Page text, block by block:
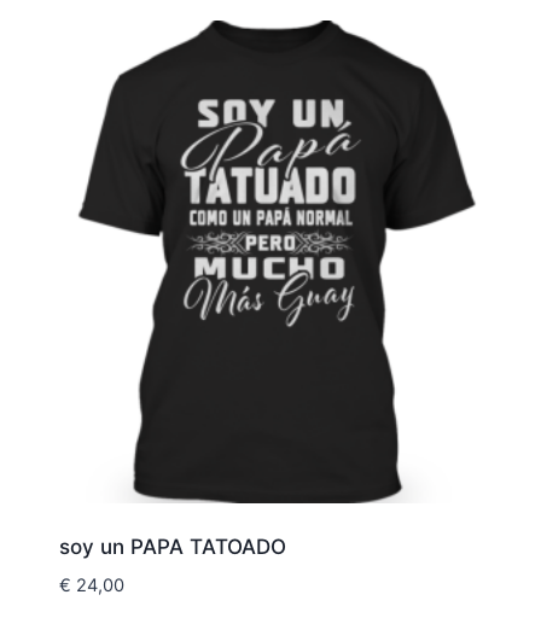
soy un PAPA TATOADO
€ 24,00